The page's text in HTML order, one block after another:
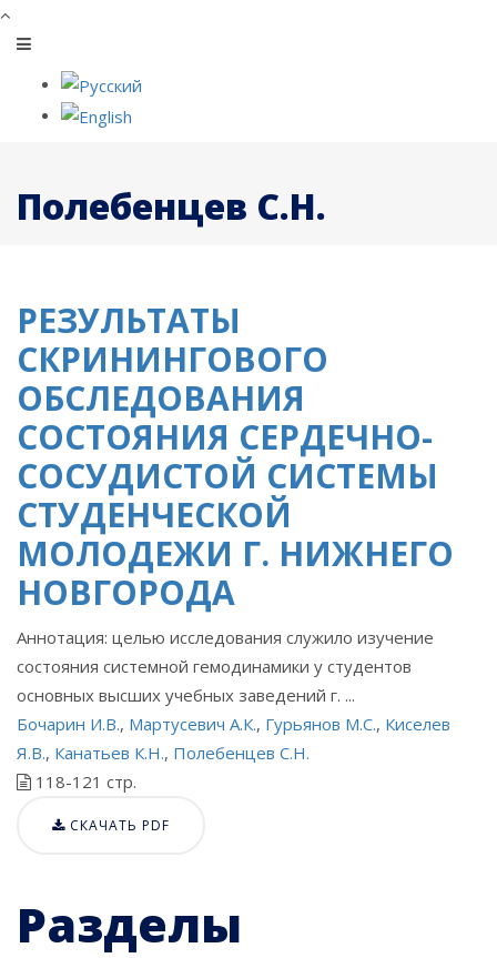
Полебенцев С.Н.
РЕЗУЛЬТАТЫ
СКРИНИНГОВОГО
ОБСЛЕДОВАНИЯ
СОСТОЯНИЯ СЕРДЕЧНО-
СОСУДИСТОЙ СИСТЕМЫ
СТУДЕНЧЕСКОЙ
МОЛОДЕЖИ Г. НИЖНЕГО
НОВГОРОДА
Аннотация: целью исследования служило изучение
состояния системной гемодинамики у студентов
основных высших учебных заведений г. ...
Бочарин И.В., Мартусевич А.К., Гурьянов М.С., Киселев
Я.В., Канатьев К.Н., Полебенцев С.Н.
118-121 стр.
СКАЧАТЬ PDF
Разделы